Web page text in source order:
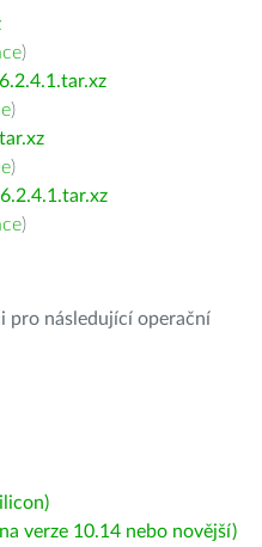
)
)
)
)
pro následující operační
verze 10.14 nebo novější)